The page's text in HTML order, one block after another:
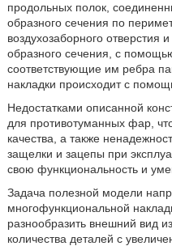
продольных полок,
образного сечения по
воздухозаборного отверстия
образного сечения, с
соответствующие им ребра
накладки происходит с
Недостатками описанной
для противотуманных фар,
качества, а также
защелки и зацепы при
свою функциональность и
Задача полезной модели
многофункциональной
разнообразить внешний вид
количества деталей с